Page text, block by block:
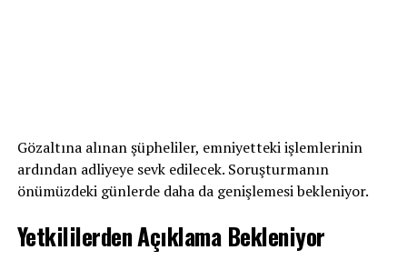
Gözaltına alınan şüpheliler, emniyetteki işlemlerinin
ardından adliyeye sevk edilecek. Soruşturmanın
önümüzdeki günlerde daha da genişlemesi bekleniyor.
Yetkililerden Açıklama Bekleniyor